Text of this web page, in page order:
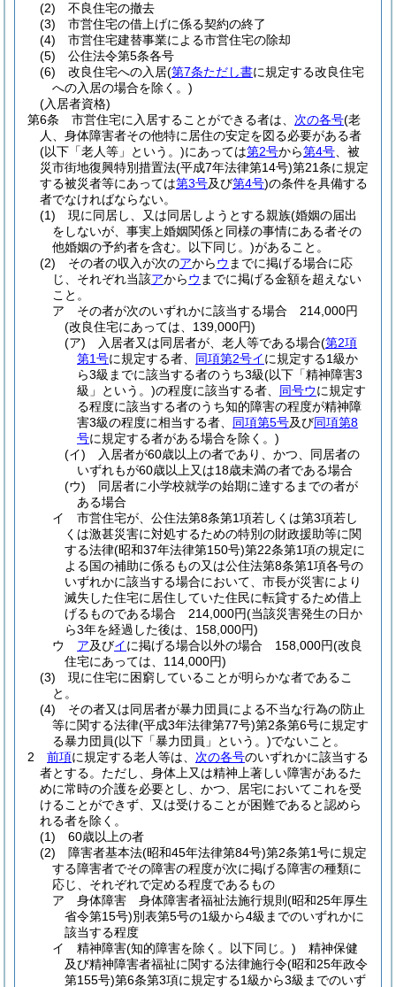
(2)
不良住宅の撤去
(3)
市営住宅の借上げに係る契約の終了
(4)
市営住宅建替事業による市営住宅の除却
(5)
公住法令第5条各号
(6)
改良住宅への入居(第7条ただし書に規定する改良住宅
への入居の場合を除く。)
(入居者資格)
第6条
市営住宅に入居することができる者は、 次の各号(老
人、身体障害者その他特に居住の安定を図る必要がある者
(以下「老人等」という。)にあっては第2号から第4号 、被
災市街地復興特別措置法(平成7年法律第14号)第21条に規定
する被災者等にあっては第3号及び第4号)の条件を具備する
者でなければならない。
(1)
現に同居し、又は同居しようとする親族(婚姻の届出
をしないが、事実上婚姻関係と同様の事情にある者その
他婚姻の予約者を含む。以下同じ。)があること。
(2)
その者の収入が次のアからウ までに掲げる場合に応
じ、それぞれ当該アからウ までに掲げる金額を超えない
こと。
ア
その者が次のいずれかに該当する場合 214,000円
(改良住宅にあっては、139,000円)
(ア)
入居者又は同居者が、老人等である場合(第2項
第1号に規定する者、 同項第2号イに規定する1級か
ら3級までに該当する者のうち3級(以下「精神障害3
級」という。)の程度に該当する者、 同号ウに規定す
る程度に該当する者のうち知的障害の程度が精神障
害3級の程度に相当する者、 同項第5号及び同項第8
号に規定する者がある場合を除く。)
(イ)
入居者が60歳以上の者であり、かつ、同居者の
いずれもが60歳以上又は18歳未満の者である場合
(ウ)
同居者に小学校就学の始期に達するまでの者が
ある場合
イ
市営住宅が、公住法第8条第1項若しくは第3項若し
くは激甚災害に対処するための特別の財政援助等に関
する法律(昭和37年法律第150号)第22条第1項の規定に
よる国の補助に係るもの又は公住法第8条第1項各号の
いずれかに該当する場合において、市長が災害により
滅失した住宅に居住していた住民に転貸するため借上
げるものである場合 214,000円(当該災害発生の日か
ら3年を経過した後は、158,000円)
ウ
ア及びイに掲げる場合以外の場合 158,000円(改良
住宅にあっては、114,000円)
(3)
現に住宅に困窮していることが明らかな者であるこ
と。
(4)
その者又は同居者が暴力団員による不当な行為の防止
等に関する法律(平成3年法律第77号)第2条第6号に規定す
る暴力団員(以下「暴力団員」という。)でないこと。
2
前項に規定する老人等は、 次の各号のいずれかに該当する
者とする。 ただし、身体上又は精神上著しい障害があるた
めに常時の介護を必要とし、かつ、居宅においてこれを受
けることができず、又は受けることが困難であると認めら
れる者を除く。
(1)
60歳以上の者
(2)
障害者基本法(昭和45年法律第84号)第2条第1号に規定
する障害者でその障害の程度が次に掲げる障害の種類に
応じ、それぞれで定める程度であるもの
ア
身体障害 身体障害者福祉法施行規則 (昭和25年厚生
省令第15号)別表第5号の1級から4級までのいずれかに
該当する程度
イ
精神障害(知的障害を除く。以下同じ。) 精神保健
及び精神障害者福祉に関する法律施行令(昭和25年政令
第155号)第6条第3項に規定する1級から3級までのいず